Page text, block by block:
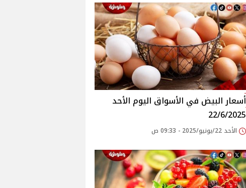
أسعار البيض في الأسواق‎‎ اليوم الأحد
22/6/2025
الأحد 22/يونيو/2025 - 09:33 ص